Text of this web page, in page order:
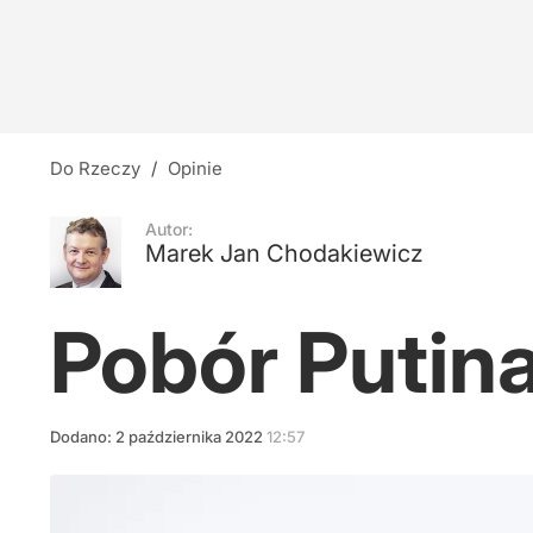
Nawet 3,5 tys. zł na gospodarstwo domowe.
22
Do Rzeczy / Opinie
Autor:
Marek Jan Chodakiewicz
Pobór
Dodano: 2 października 2022 12:57